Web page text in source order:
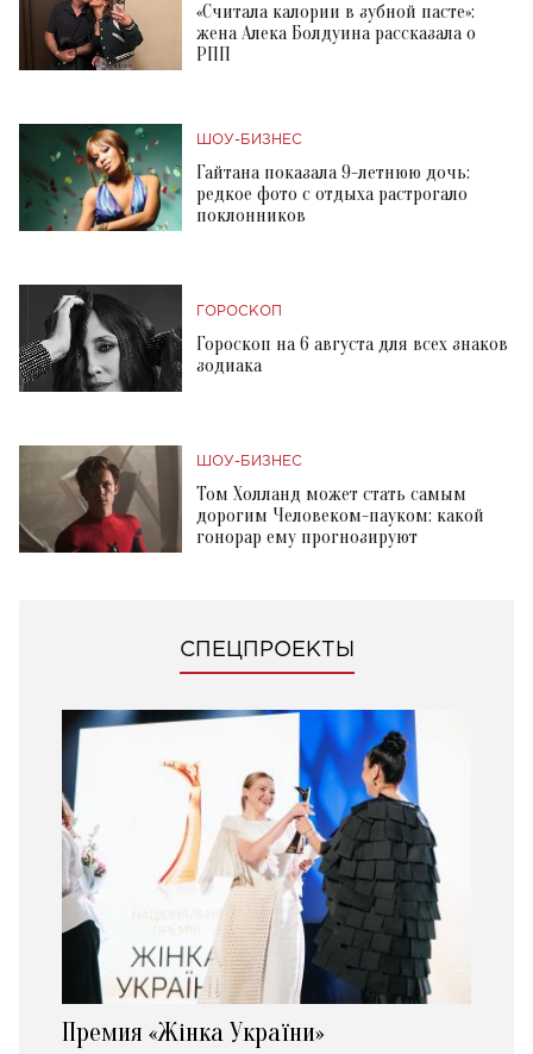
«Считала калории в зубной пасте»:
жена Алека Болдуина рассказала о
РПП
ШОУ-БИЗНЕС
Гайтана показала 9-летнюю дочь:
редкое фото с отдыха растрогало
поклонников
ГОРОСКОП
Гороскоп на 6 августа для всех знаков
зодиака
ШОУ-БИЗНЕС
Том Холланд может стать самым
дорогим Человеком-пауком: какой
гонорар ему прогнозируют
СПЕЦПРОЕКТЫ
Премия «Жінка України»